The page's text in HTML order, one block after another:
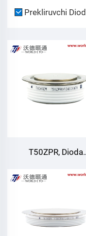
Prekliruvchi Diod
T50ZPR, Dioda